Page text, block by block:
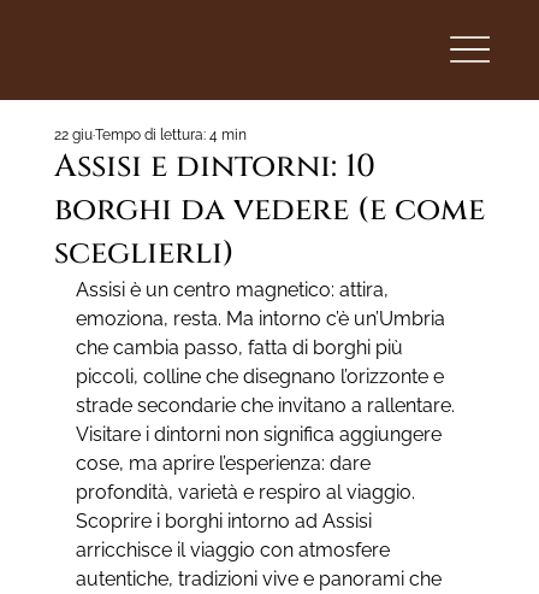
Assisi e dintorni: 10
borghi da vedere (e come
sceglierli)
22 giuTempo di lettura: 4 min
Assisi è un centro magnetico: attira,
emoziona, resta. Ma intorno c’è un’Umbria
che cambia passo, fatta di borghi più
piccoli, colline che disegnano l’orizzonte e
strade secondarie che invitano a rallentare.
Visitare i dintorni non significa aggiungere
cose, ma aprire l’esperienza: dare
profondità, varietà e respiro al viaggio.
Scoprire i borghi intorno ad Assisi
arricchisce il viaggio con atmosfere
autentiche, tradizioni vive e panorami che